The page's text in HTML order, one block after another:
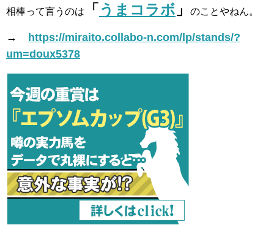
相棒って言うのは 「うまコラボ 」 のことやねん。
→ https://miraito.collabo-n.com/lp/stands/?
um=doux5378